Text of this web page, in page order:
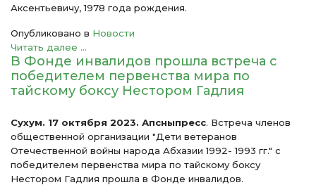
Аксентьевичу, 1978 года рождения.
Опубликовано в Новости
Читать далее ...
В Фонде инвалидов прошла встреча с
победителем первенства мира по
тайскому боксу Нестором Гадлия
Сухум. 17 октября 2023. Апсныпресс. Встреча членов
общественной организации "Дети ветеранов
Отечественной войны народа Абхазии 1992- 1993 гг." с
победителем первенства мира по тайскому боксу
Нестором Гадлия прошла в Фонде инвалидов.